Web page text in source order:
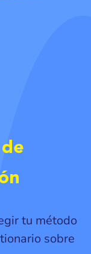
tu método
sobre